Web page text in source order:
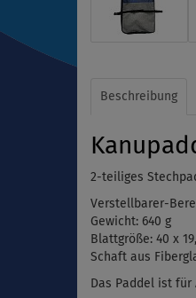
Beschreibung
2-teiliges
Verstellbarer-
Gewicht: 640 g
Blattgröße: 40 x
Schaft aus
Das Paddel ist